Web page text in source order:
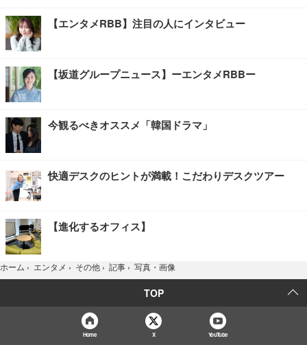
【エンタメRBB】注目の人にインタビュー
【坂道グループニュース】ーエンタメRBBー
今観るべきオススメ「韓国ドラマ」
快適デスクのヒントが満載！こだわりデスクツアー
【進化するオフィス】
ホーム › エンタメ › その他 › 記事 › 写真・画像
TOP
Home X YouTube